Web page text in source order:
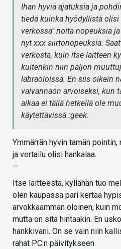
Ihan hyviä ajatuksia ja
tiedä kuinka hyödyllistä
verkossa" noita nopeuksia
nyt xxx siirtonopeuksia.
verkosta, kuin itse laitteen
kuitenkin niin paljon
labraoloissa. En siis oikein
vaivannäön arvoiseksi, kun
aikaa ei tällä hetkellä ole
käytettävissä :geek:
Ymmärrän hyvin tämän
ja vertailu olisi hankalaa.
—
Itse laitteesta, kyllähän tuo
olen kaupassa pari kertaa
arvokkaamman oloinen, kuin
mutta on sitä hintaakin. En
hankkivani. On se vain niin
rahat PC:n päivitykseen.